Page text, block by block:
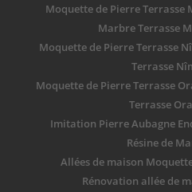
Moquette de Pierre Terrasse
Marbre Terrasse
Moquette de Pierre Terrasse
Terrasse
Moquette de Pierre Terrasse
Terrasse
Imitation Pierre Aubagne
Résine de
Allées de maison
Rénovation allée de